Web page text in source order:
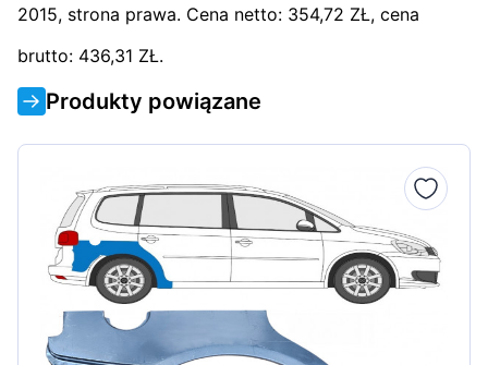
2015, strona prawa. Cena netto: 354,72 ZŁ, cena
brutto: 436,31 ZŁ.
Produkty powiązane